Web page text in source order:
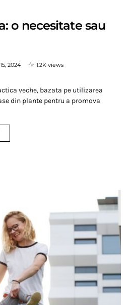
o necesitate sau
2024
1.2K views
veche, bazata pe utilizarea
din plante pentru a promova